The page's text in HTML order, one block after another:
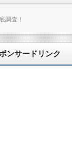
調査！
ンサードリンク